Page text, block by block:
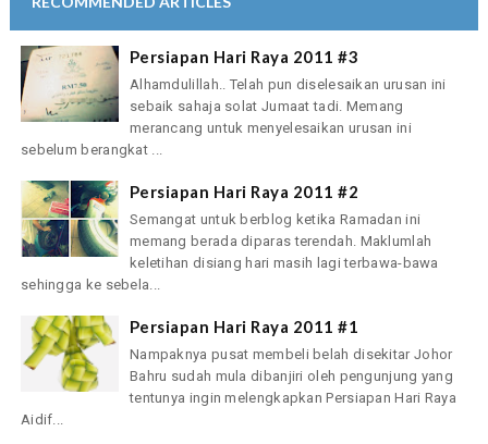
Persiapan Hari Raya 2011 #3
Alhamdulillah.. Telah pun diselesaikan urusan ini
sebaik sahaja solat Jumaat tadi. Memang
merancang untuk menyelesaikan urusan ini
sebelum berangkat ...
Persiapan Hari Raya 2011 #2
Semangat untuk berblog ketika Ramadan ini
memang berada diparas terendah. Maklumlah
keletihan disiang hari masih lagi terbawa-bawa
sehingga ke sebela...
Persiapan Hari Raya 2011 #1
Nampaknya pusat membeli belah disekitar Johor
Bahru sudah mula dibanjiri oleh pengunjung yang
tentunya ingin melengkapkan Persiapan Hari Raya
Aidif...